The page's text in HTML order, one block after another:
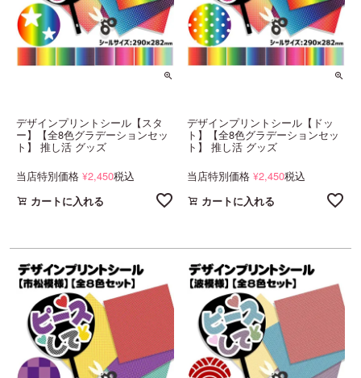
デザインプリントシール【スタ
ー】【全8色グラデーションセッ
ト】 推し活 グッズ
当店特別価格 ¥2,450税込
カートに入れる
デザインプリントシール【ドッ
ト】【全8色グラデーションセッ
ト】 推し活 グッズ
当店特別価格 ¥2,450税込
カートに入れる